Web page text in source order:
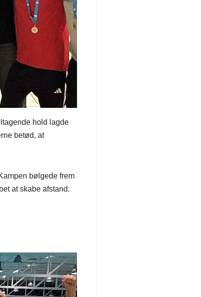
hold lagde
betød, at
bølgede frem
at skabe afstand.